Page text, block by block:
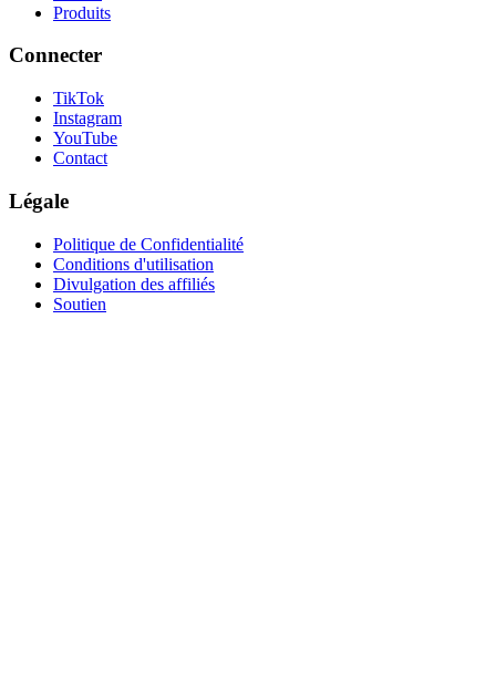
Produits
Connecter
TikTok
Instagram
YouTube
Contact
Légale
Politique de Confidentialité
Conditions d'utilisation
Divulgation des affiliés
Soutien